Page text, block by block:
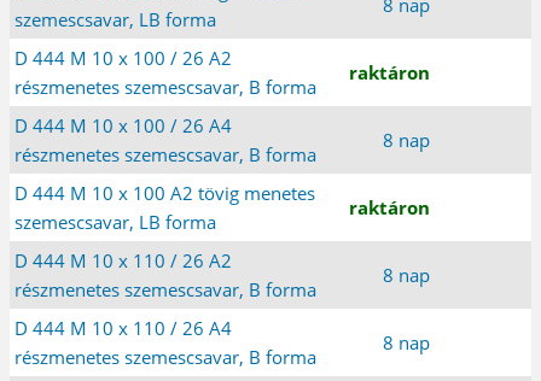
szemescsavar, LB forma
D 444 M 10 x 100 / 26 A2
részmenetes szemescsavar, B forma
raktáron
D 444 M 10 x 100 / 26 A4
részmenetes szemescsavar, B forma
8 nap
D 444 M 10 x 100 A2 tövig menetes
szemescsavar, LB forma
raktáron
D 444 M 10 x 110 / 26 A2
részmenetes szemescsavar, B forma
8 nap
D 444 M 10 x 110 / 26 A4
részmenetes szemescsavar, B forma
8 nap